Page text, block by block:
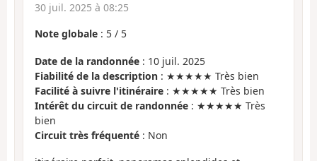
30 juil. 2025 à 08:25
Note globale : 5 / 5
Date de la randonnée : 10 juil. 2025
Fiabilité de la description : ★★★★★ Très bien
Facilité à suivre l'itinéraire : ★★★★★ Très bien
Intérêt du circuit de randonnée : ★★★★★ Très
bien
Circuit très fréquenté : Non